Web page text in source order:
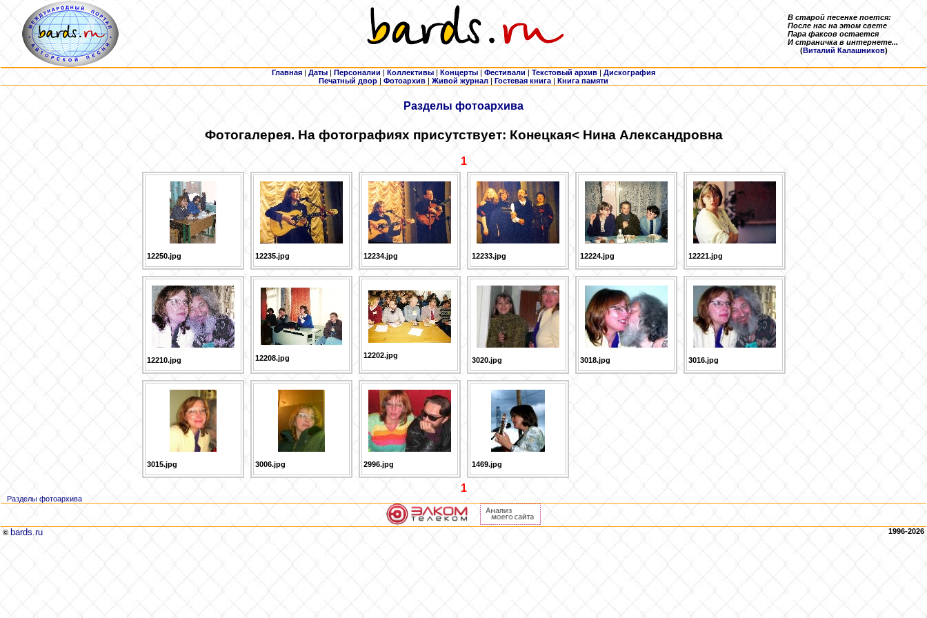
В старой песенке поется:
После нас на этом свете
Пара факсов остается
И страничка в интернете...
(Виталий Калашников)
Главная | Даты | Персоналии | Коллективы | Концерты | Фестивали | Текстовый архив | Дискография
Печатный двор | Фотоархив | Живой журнал |Гостевая книга | Книга памяти
Разделы фотоархива
Фотогалерея. На фотографиях присутствует: Конецкая< Нина Александровна
1
12250.jpg 12235.jpg 12234.jpg 12233.jpg 12224.jpg 12221.jpg
12210.jpg 12208.jpg 12202.jpg
3020.jpg 3018.jpg 3016.jpg
3015.jpg 3006.jpg 2996.jpg 1469.jpg
1
Разделы фотоархива
© bards.ru 1996-2026